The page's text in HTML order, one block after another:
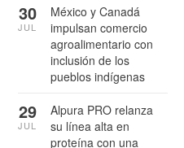
México y Canadá
impulsan comercio
agroalimentario con
inclusión de los
pueblos indígenas
30
JUL
Alpura PRO relanza
su línea alta en
proteína con una
29
JUL